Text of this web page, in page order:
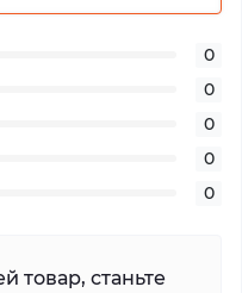
0
0
0
0
0
товар, станьте